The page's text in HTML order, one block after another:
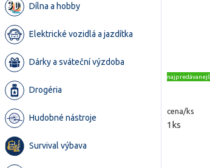
Dílna a hobby
Elektrické vozidlá a jazdítka
Dárky a sváteční výzdoba
Drogéria
Hudobné nástroje
Survival výbava
cena/ks
1ks